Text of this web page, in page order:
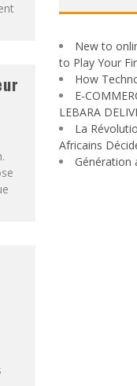
New to
to Play Your
How
E-
LEBARA
La
Africains
Génération